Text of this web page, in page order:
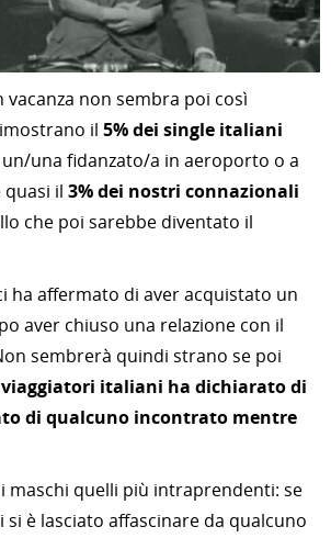
vacanza non sembra poi così
il 5% dei single italiani
una fidanzato/a in aeroporto o a
quasi il 3% dei nostri connazionali
che poi sarebbe diventato il
ha affermato di aver acquistato un
aver chiuso una relazione con il
sembrerà quindi strano se poi
viaggiatori italiani ha dichiarato di
di qualcuno incontrato mentre
maschi quelli più intraprendenti: se
si è lasciato affascinare da qualcuno